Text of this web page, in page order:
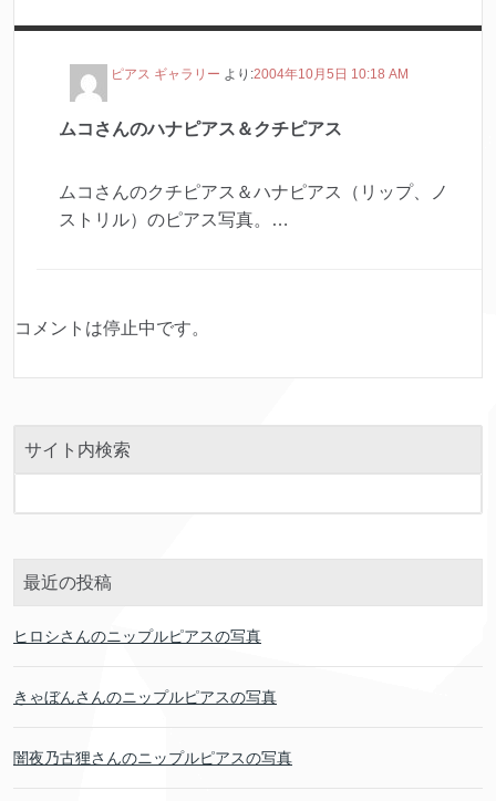
ピアス ギャラリー より:2004年10月5日 10:18 AM
ムコさんのハナピアス＆クチピアス
ムコさんのクチピアス＆ハナピアス（リップ、ノ
ストリル）のピアス写真。…
コメントは停止中です。
サイト内検索
最近の投稿
ヒロシさんのニップルピアスの写真
きゃぼんさんのニップルピアスの写真
闇夜乃古狸さんのニップルピアスの写真